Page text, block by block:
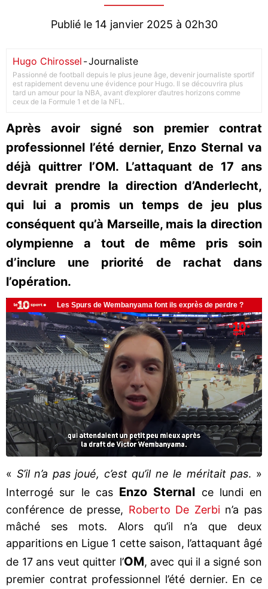
Publié le 14 janvier 2025 à 02h30
Hugo Chirossel -Journaliste
Passionné de football depuis le plus jeune âge, devenir journaliste sportif
est rapidement devenu une évidence pour Hugo. Il se découvrira plus
tard un amour pour la NBA, avant d’explorer d’autres horizons comme
ceux de la Formule 1 et de la NFL.
Après avoir signé son premier contrat
professionnel l’été dernier, Enzo Sternal va
déjà quittrer l’OM. L’attaquant de 17 ans
devrait prendre la direction d’Anderlecht,
qui lui a promis un temps de jeu plus
conséquent qu’à Marseille, mais la direction
olympienne a tout de même pris soin
d’inclure une priorité de rachat dans
l’opération.
« S’il n’a pas joué, c’est qu’il ne le méritait pas. »
Interrogé sur le cas Enzo Sternal ce lundi en
conférence de presse, Roberto De Zerbin’a pas
mâché ses mots. Alors qu’il n’a que deux
apparitions en Ligue 1 cette saison, l’attaquant âgé
de 17 ans veut quitter l’OM, avec qui il a signé son
premier contrat professionnel l’été dernier. En ce